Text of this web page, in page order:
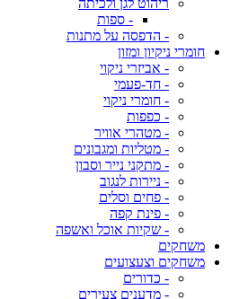
ריהוט לגן ולכיתה
- ספות
- הדפסה על מתנות
חומרי ניקיון ומזון
- אביזרי ניקוי
- חד-פעמי
- חומרי ניקוי
- כפפות
- מטהרי אוויר
- מטליות ומגבונים
- מתקני נייר וסבון
- ניירות לנגוב
- פחים וסלים
- פינת קפה
- שקיות אוכל ואשפה
משחקים
משחקים וצעצועים
- כדורים
- מדענים צעירים